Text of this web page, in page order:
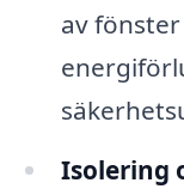
av
Isolering